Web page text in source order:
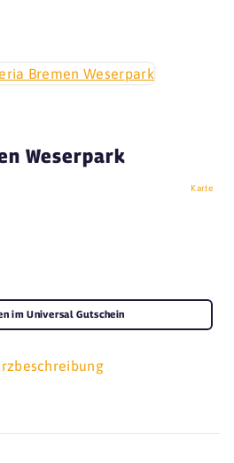
Weserpark
Karte
im Universal Gutschein